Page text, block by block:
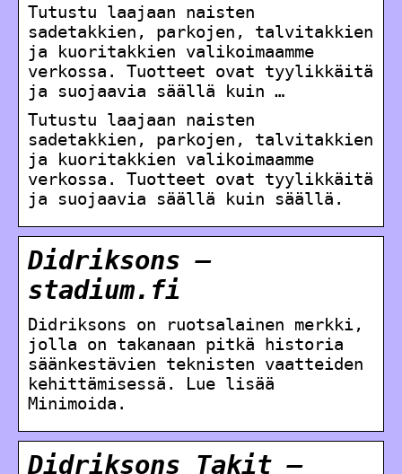
Tutustu laajaan naisten
sadetakkien, parkojen, talvitakkien
ja kuoritakkien valikoimaamme
verkossa. Tuotteet ovat tyylikkäitä
ja suojaavia säällä kuin …
Tutustu laajaan naisten
sadetakkien, parkojen, talvitakkien
ja kuoritakkien valikoimaamme
verkossa. Tuotteet ovat tyylikkäitä
ja suojaavia säällä kuin säällä.
Didriksons –
stadium.fi
Didriksons on ruotsalainen merkki,
jolla on takanaan pitkä historia
säänkestävien teknisten vaatteiden
kehittämisessä. Lue lisää
Minimoida.
Didriksons Takit –